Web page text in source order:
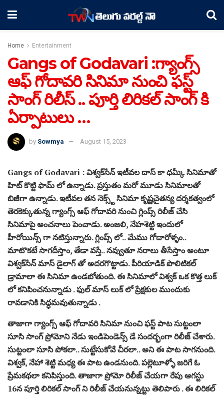
Home Entertainment
Gangs of Godavari :గ్యాంగ్స్
ఆఫ్ గోదావరి సినిమా నుంచి ఫస్ట్
సాంగ్ రిలీస్ .. పూర్తి లిరికల్ సాంగ్ కి
ఏర్పాటులు …
by Sowmya August 15, 2023
Gangs of Godavari : విశ్వక్‌సేన్ ఇటీవల దాస్ కా ధ‌మ్కీ సినిమాతో
హిట్ కొట్టి ఫామ్ లో ఉన్నాడు. ప్రస్తుతం మరో మూడు సినిమాలతో
బిజీగా ఉన్నాడు. ఇటీవల తన నెక్స్ట్ సినిమా కృష్ణచైతన్య ద‌ర్శ‌క‌త్వంలో
తెరకెక్కుతున్న గ్యాంగ్స్ ఆఫ్ గోదావరి నుంచి గ్లింప్స్ రిలీజ్ చేసి
సినిమాపై అంచనాలు పెంచాడు. అంజలి, నేహశెట్టి ఇందులో
హీరోయిన్స్ గా నటిస్తున్నారు. గ్లింప్స్ లో.. మేము గోదారోళ్ళం..
మాటొకటే సాగదీస్తాం, తేడా వస్తే.. నవ్వుతూ నరాలు తీసేస్తాం అంటూ
విశ్వక్‌సేన్ మాస్ డైలాగ్ తో అదరగొట్టాడు. పీరియాడిక్ పొలిటికల్
డ్రామాలా ఈ సినిమా ఉండబోతుంది. ఈ సినిమాలో విశ్వక్ ఒక కొత్త లుక్
లో కనిపించనున్నాడు . ఫుల్ మాస్ లుక్ లో ప్రేక్షకుల ముందుకు
రావడానికి సిద్ధమవుతున్నాడు .
తాజాగా గ్యాంగ్స్ ఆఫ్ గోదావరి సినిమా నుంచి ఫస్ట్ పాట సుట్టంలా
సూసి సాంగ్ ప్రోమోని నేడు ఇండిపెండెన్స్ డే సందర్భంగా రిలీజ్ చేశారు.
సుట్టంలా సూసి పోకలా.. సుట్టేసుకోవే చీరలా.. అని ఈ పాట సాగనుంది.
విశ్వక్, నేహా శెట్టి మధ్య ఈ పాట ఉండనుంది. పల్లెటూళ్ళో జరిగే ఓ
ప్రేమకథలా కనిపిస్తుంది. తాజాగా ప్రోమో రిలీజ్ చేయగా రేపు ఆగస్టు
16న పూర్తి లిరికల్ సాంగ్ ని రిలీజ్ చేయనున్నట్టు తెలిపారు . ఈ లిరికల్